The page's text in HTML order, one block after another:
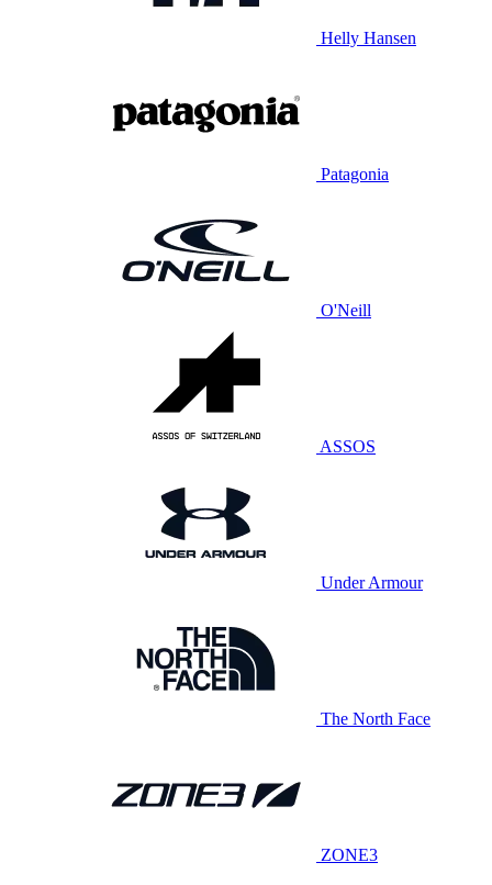
Helly Hansen
Patagonia
O'Neill
ASSOS
Under Armour
The North Face
ZONE3